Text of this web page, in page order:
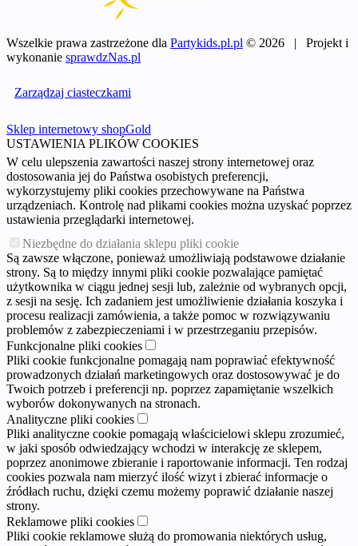
Wszelkie prawa zastrzeżone dla Partykids.pl.pl © 2026 | Projekt i
wykonanie sprawdzNas.pl
Zarządzaj ciasteczkami
Sklep internetowy shopGold
USTAWIENIA PLIKÓW COOKIES
W celu ulepszenia zawartości naszej strony internetowej oraz
dostosowania jej do Państwa osobistych preferencji,
wykorzystujemy pliki cookies przechowywane na Państwa
urządzeniach. Kontrolę nad plikami cookies można uzyskać poprzez
ustawienia przeglądarki internetowej.
Niezbędne do działania sklepu pliki cookie
Są zawsze włączone, ponieważ umożliwiają podstawowe działanie
strony. Są to między innymi pliki cookie pozwalające pamiętać
użytkownika w ciągu jednej sesji lub, zależnie od wybranych opcji,
z sesji na sesję. Ich zadaniem jest umożliwienie działania koszyka i
procesu realizacji zamówienia, a także pomoc w rozwiązywaniu
problemów z zabezpieczeniami i w przestrzeganiu przepisów.
Funkcjonalne pliki cookies
Pliki cookie funkcjonalne pomagają nam poprawiać efektywność
prowadzonych działań marketingowych oraz dostosowywać je do
Twoich potrzeb i preferencji np. poprzez zapamiętanie wszelkich
wyborów dokonywanych na stronach.
Analityczne pliki cookies
Pliki analityczne cookie pomagają właścicielowi sklepu zrozumieć,
w jaki sposób odwiedzający wchodzi w interakcję ze sklepem,
poprzez anonimowe zbieranie i raportowanie informacji. Ten rodzaj
cookies pozwala nam mierzyć ilość wizyt i zbierać informacje o
źródłach ruchu, dzięki czemu możemy poprawić działanie naszej
strony.
Reklamowe pliki cookies
Pliki cookie reklamowe służą do promowania niektórych usług,